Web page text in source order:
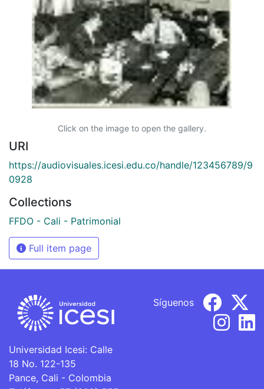
Click on the image to open the gallery.
URI
https://audiovisuales.icesi.edu.co/handle/123456789/9
0928
Collections
FFDO - Cali - Patrimonial
Full item page
Universidad Icesi: Calle
18 No. 122-135
Pance, Cali - Colombia
Síguenos